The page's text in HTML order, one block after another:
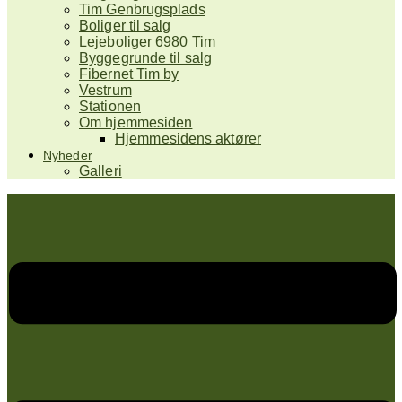
Tim Genbrugsplads
Boliger til salg
Lejeboliger 6980 Tim
Byggegrunde til salg
Fibernet Tim by
Vestrum
Stationen
Om hjemmesiden
Hjemmesidens aktører
Nyheder
Galleri